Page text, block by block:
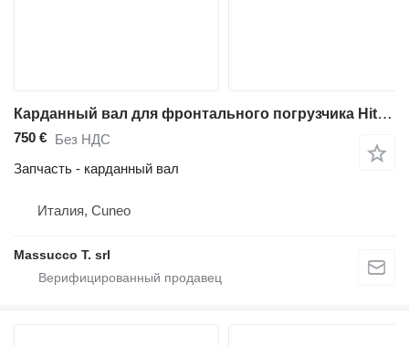
Карданный вал для фронтального погрузчика Hitachi ZW250-6
750 € Без НДС
Запчасть - карданный вал
Италия, Cuneo
Massucco T. srl